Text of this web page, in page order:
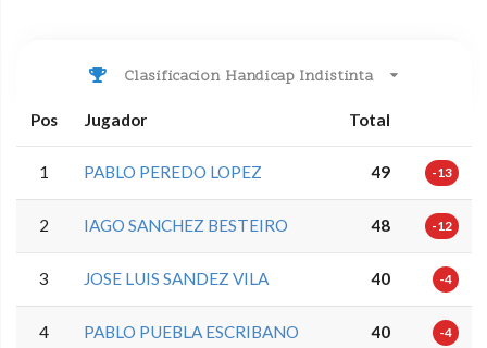
Clasificacion Handicap Indistinta
Pos Jugador Total
1 PABLO PEREDO LOPEZ 49 -13
2 IAGO SANCHEZ BESTEIRO 48 -12
3 JOSE LUIS SANDEZ VILA 40 -4
4 PABLO PUEBLA ESCRIBANO 40 -4